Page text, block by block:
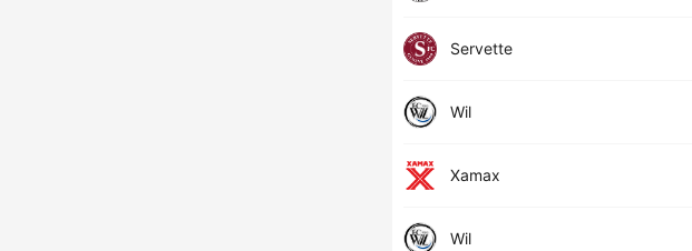
Servette
Wil
Xamax
Wil